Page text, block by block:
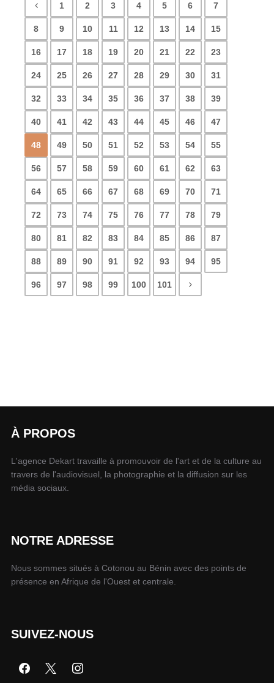
1 2 3 4 5 6 7
8 9 10 11 12 13 14 15
16 17 18 19 20 21 22 23
24 25 26 27 28 29 30 31
32 33 34 35 36 37 38 39
40 41 42 43 44 45 46 47
48 49 50 51 52 53 54 55
56 57 58 59 60 61 62 63
64 65 66 67 68 69 70 71
72 73 74 75 76 77 78 79
80 81 82 83 84 85 86 87
88 89 90 91 92 93 94 95
96 97 98 99 100 101
À PROPOS
L'agence Dekart travaille à promouvoir de l'art et de la culture au
travers de l'audiovisuel, la photographie et la diffusion sur les
média sociaux.
NOTRE ADRESSE
Nous sommes situés à Cotonou au Bénin avec des points de
présence en Afrique de l'Ouest et centrale.
SUIVEZ-NOUS